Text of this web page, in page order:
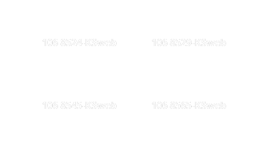
106 8524-KSweb 106 8529-KSweb
106 8545-KSweb 106 8565-KSweb